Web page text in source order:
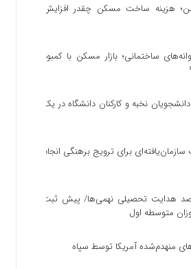
امن؛ هزینه ساخت مسکن چقدر افزایش
ساختمانی؛ بازار مسکن با کمبود
نخبه و کارکنان دانشگاه در یک
برای ترویج برهنگی انجام
بیش از ۹۰ درصد هدایت تحصیلی نهمی‌ها/ پیش ثبت
منهدم‌شده آمریکا توسط سپاه